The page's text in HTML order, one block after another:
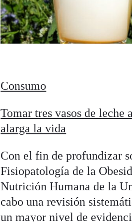
Consumo
Tomar tres vasos de leche
alarga la vida
Con el fin de profundizar
Fisiopatología de la
Nutrición Humana de la
cabo una revisión
un mayor nivel de